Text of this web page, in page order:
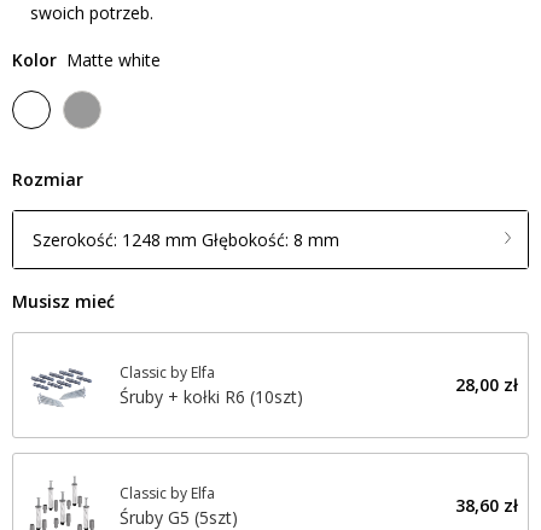
swoich potrzeb.
Kolor Matte white
Rozmiar
Szerokość: 1248 mm Głębokość: 8 mm
Musisz mieć
Classic by Elfa
Śruby + kołki R6 (10szt)
28,00 zł
Classic by Elfa
Śruby G5 (5szt)
38,60 zł